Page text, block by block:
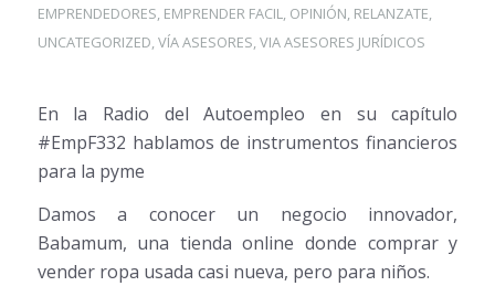
EMPRENDEDORES, EMPRENDER FACIL, OPINIÓN, RELANZATE,
UNCATEGORIZED,VÍA ASESORES,VIA ASESORES JURÍDICOS
En la Radio del Autoempleo en su capítulo
#EmpF332 hablamos de instrumentos financieros
para la pyme
Damos a conocer un negocio innovador,
Babamum, una tienda online donde comprar y
vender ropa usada casi nueva, pero para niños.